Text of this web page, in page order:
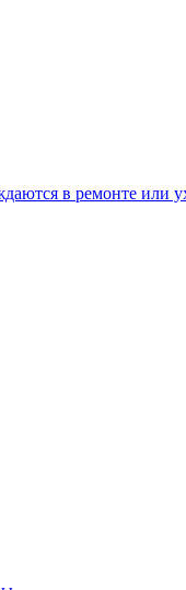
в ремонте или